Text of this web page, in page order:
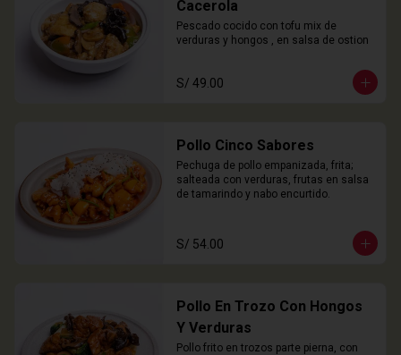
Cacerola
Pescado cocido con tofu mix de
verduras y hongos , en salsa de ostion
S/ 49.00
Pollo Cinco Sabores
Pechuga de pollo empanizada, frita;
salteada con verduras, frutas en salsa
de tamarindo y nabo encurtido.
S/ 54.00
Pollo En Trozo Con Hongos
Y Verduras
Pollo frito en trozos parte pierna, con